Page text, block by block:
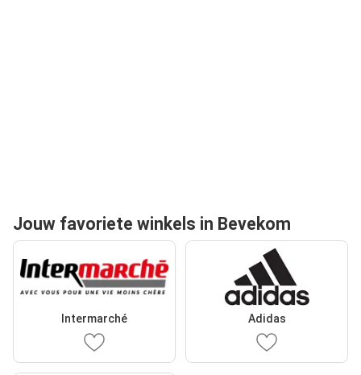
Jouw favoriete winkels in Bevekom
Intermarché Adidas